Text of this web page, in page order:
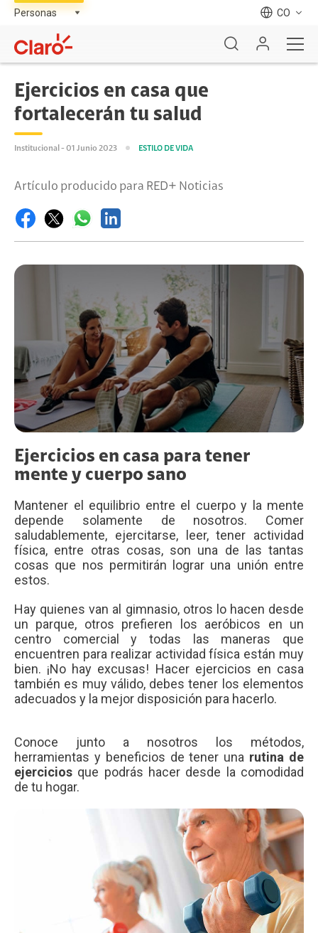
CO
Ejercicios en casa que
fortalecerán tu salud
Institucional - 01 Junio 2023 ESTILO DE VIDA
Artículo producido para RED+ Noticias
Ejercicios en casa para tener
mente y cuerpo sano
Mantener el equilibrio entre el cuerpo y la mente
depende solamente de nosotros. Comer
saludablemente, ejercitarse, leer, tener actividad
física, entre otras cosas, son una de las tantas
cosas que nos permitirán lograr una unión entre
estos.
Hay quienes van al gimnasio, otros lo hacen desde
un parque, otros prefieren los aeróbicos en un
centro comercial y todas las maneras que
encuentren para realizar actividad física están muy
bien. ¡No hay excusas! Hacer ejercicios en casa
también es muy válido, debes tener los elementos
adecuados y la mejor disposición para hacerlo.
Conoce junto a nosotros los métodos,
herramientas y beneficios de tener una rutina de
ejercicios que podrás hacer desde la comodidad
de tu hogar.